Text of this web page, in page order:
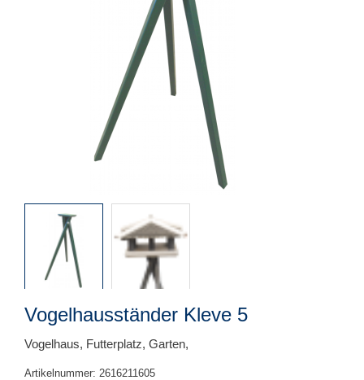
Vogelhausständer Kleve 5
Vogelhaus, Futterplatz, Garten,
Artikelnummer: 2616211605